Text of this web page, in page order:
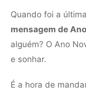
Quando foi a
mensagem de
alguém? O Ano
e sonhar.
É a hora de